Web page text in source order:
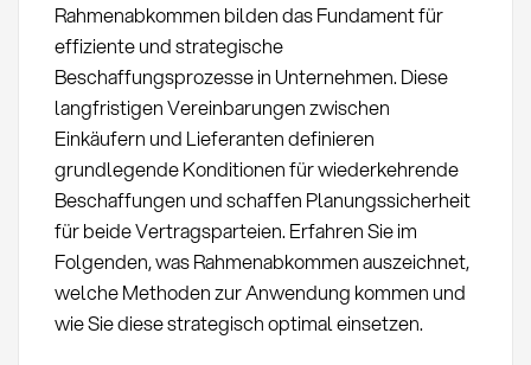
Rahmenabkommen bilden das Fundament für
effiziente und strategische
Beschaffungsprozesse in Unternehmen. Diese
langfristigen Vereinbarungen zwischen
Einkäufern und Lieferanten definieren
grundlegende Konditionen für wiederkehrende
Beschaffungen und schaffen Planungssicherheit
für beide Vertragsparteien. Erfahren Sie im
Folgenden, was Rahmenabkommen auszeichnet,
welche Methoden zur Anwendung kommen und
wie Sie diese strategisch optimal einsetzen.